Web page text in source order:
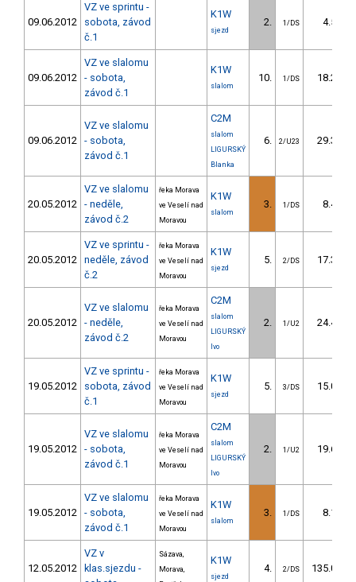
09.06.2012
VZ ve sprintu -
sobota, závod
č.1
K1W
sjezd
2. 1/DS 4.50
09.06.2012
VZ ve slalomu
- sobota,
závod č.1
K1W
slalom
10. 1/DS 18.20
09.06.2012
VZ ve slalomu
- sobota,
závod č.1
C2M
slalom
LIGURSKÝ
Blanka
6. 2/U23 29.30
20.05.2012
VZ ve slalomu
- neděle,
závod č.2
řeka Morava
ve Veselí nad
Moravou
K1W
slalom
3. 1/DS 8.40
20.05.2012
VZ ve sprintu -
neděle, závod
č.2
řeka Morava
ve Veselí nad
Moravou
K1W
sjezd
5. 2/DS 17.30
20.05.2012
VZ ve slalomu
- neděle,
závod č.2
řeka Morava
ve Veselí nad
Moravou
C2M
slalom
LIGURSKÝ
Ivo
2. 1/U2 24.40
19.05.2012
VZ ve sprintu -
sobota, závod
č.1
řeka Morava
ve Veselí nad
Moravou
K1W
sjezd
5. 3/DS 15.00
19.05.2012
VZ ve slalomu
- sobota,
závod č.1
řeka Morava
ve Veselí nad
Moravou
C2M
slalom
LIGURSKÝ
Ivo
2. 1/U2 19.60
19.05.2012
VZ ve slalomu
- sobota,
závod č.1
řeka Morava
ve Veselí nad
Moravou
K1W
slalom
3. 1/DS 8.10
12.05.2012
VZ v
klas.sjezdu -
Sázava,
Morava,
K1W
sjezd
4. 2/DS 135.00